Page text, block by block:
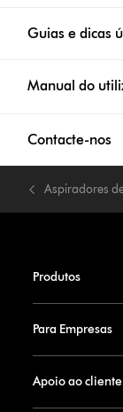
Guias e dicas
Manual do
Contacte-nos
Aspiradores
Produtos
Para Empresas
Apoio ao cliente